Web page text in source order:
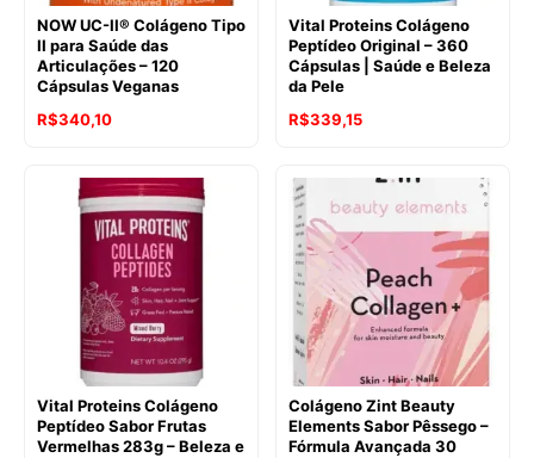
NOW UC-II® Colágeno Tipo
II para Saúde das
Articulações – 120
Cápsulas Veganas
O
original
R$503,90.
R$340,10O
atual
é:
R$340,10.
Vital Proteins Colágeno
Peptídeo Original – 360
Cápsulas | Saúde e Beleza
da Pele
R$339,15
Vital Proteins Colágeno
Peptídeo Sabor Frutas
Vermelhas 283g – Beleza e
Colágeno Zint Beauty
Elements Sabor Pêssego –
Fórmula Avançada 30